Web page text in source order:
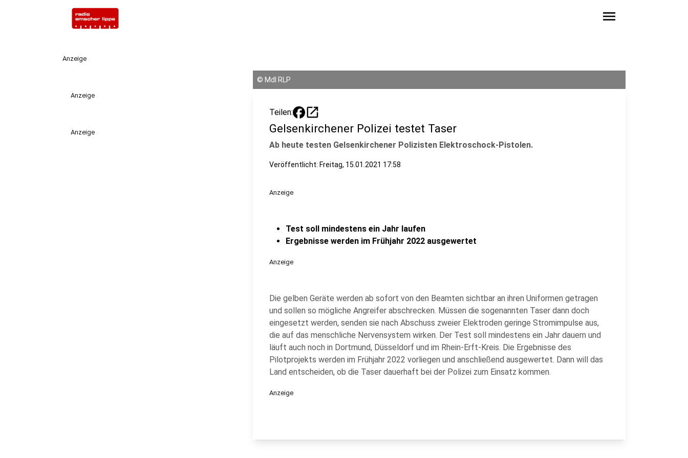
menu
Anzeige
Anzeige
Anzeige
© MdI RLP
Teilen: open_in_new
Gelsenkirchener Polizei testet Taser
Ab heute testen Gelsenkirchener Polizisten Elektroschock-Pistolen.
Veröffentlicht: Freitag, 15.01.2021 17:58
Anzeige
Test soll mindestens ein Jahr laufen
Ergebnisse werden im Frühjahr 2022 ausgewertet
Anzeige
Die gelben Geräte werden ab sofort von den Beamten sichtbar an ihren Uniformen getragen
und sollen so mögliche Angreifer abschrecken. Müssen die sogenannten Taser dann doch
eingesetzt werden, senden sie nach Abschuss zweier Elektroden geringe Stromimpulse aus,
die auf das menschliche Nervensystem wirken. Der Test soll mindestens ein Jahr dauern und
läuft auch noch in Dortmund, Düsseldorf und im Rhein-Erft-Kreis. Die Ergebnisse des
Pilotprojekts werden im Frühjahr 2022 vorliegen und anschließend ausgewertet. Dann will das
Land entscheiden, ob die Taser dauerhaft bei der Polizei zum Einsatz kommen.
Anzeige